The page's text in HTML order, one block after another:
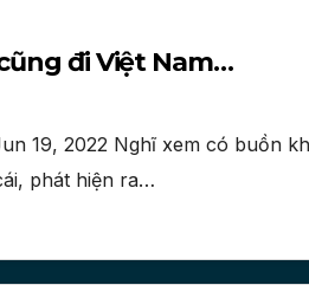
đi Việt Nam…
19, 2022 Nghĩ xem có buồn
phát hiện ra…